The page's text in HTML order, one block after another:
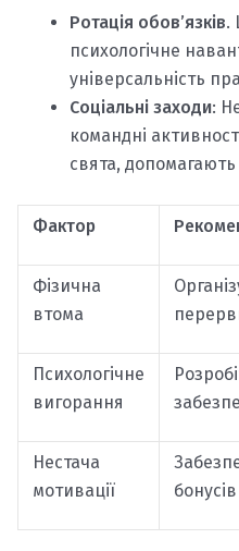
Ротація обов’язків.
психологічне
універсальність
Соціальні заходи:
командні
свята,
Фактор
Фізична
втома
Психологічне
вигорання
Нестача
мотивації